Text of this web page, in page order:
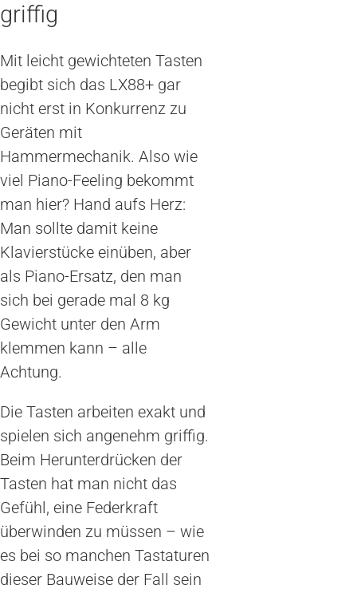
griffig
Mit leicht gewichteten Tasten
begibt sich das LX88+ gar
nicht erst in Konkurrenz zu
Geräten mit
Hammermechanik. Also wie
viel Piano-Feeling bekommt
man hier? Hand aufs Herz:
Man sollte damit keine
Klavierstücke einüben, aber
als Piano-Ersatz, den man
sich bei gerade mal 8 kg
Gewicht unter den Arm
klemmen kann – alle
Achtung.
Die Tasten arbeiten exakt und
spielen sich angenehm griffig.
Beim Herunterdrücken der
Tasten hat man nicht das
Gefühl, eine Federkraft
überwinden zu müssen – wie
es bei so manchen Tastaturen
dieser Bauweise der Fall sein